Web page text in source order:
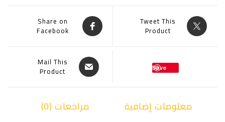
Tweet This
Product
Share on
Facebook
Save
Mail This
Product
معلومات إضافية مراجعات (0)